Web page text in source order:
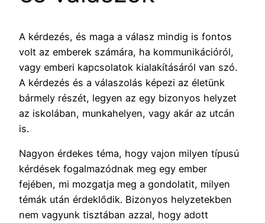
A kérdezés, és maga a válasz mindig is fontos
volt az emberek számára, ha kommunikációról,
vagy emberi kapcsolatok kialakításáról van szó.
A kérdezés és a válaszolás képezi az életünk
bármely részét, legyen az egy bizonyos helyzet
az iskolában, munkahelyen, vagy akár az utcán
is.
Nagyon érdekes téma, hogy vajon milyen típusú
kérdések fogalmazódnak meg egy ember
fejében, mi mozgatja meg a gondolatit, milyen
témák után érdeklődik. Bizonyos helyzetekben
nem vagyunk tisztában azzal, hogy adott